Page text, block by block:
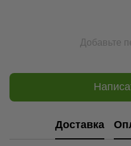
Добавьте
Доставка